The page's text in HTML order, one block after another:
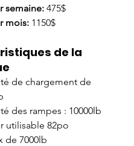
semaine: 475$
mois: 1150$
de la
de chargement de
des rampes : 10000lb
utilisable 82po
de 7000lb